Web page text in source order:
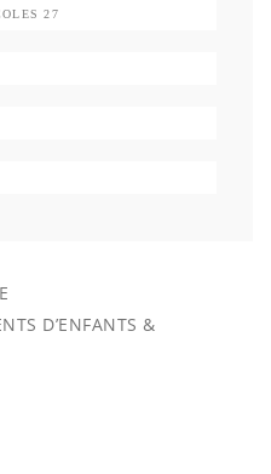
27
D’ENFANTS &